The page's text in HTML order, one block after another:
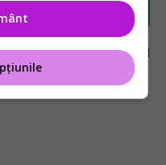
riscul de AVC.
afectează creierul